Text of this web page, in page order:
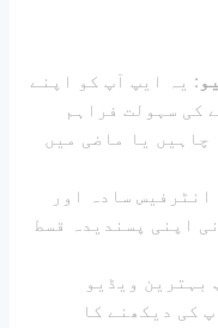
: یہ ایپ آپ کو اپنے
کی سہولت فراہم
چاہیں یا ماضی میں
انٹرفیس سادہ اور
اپنی پسندیدہ قسط
بہترین ویڈیو
کی دیکھنے کا